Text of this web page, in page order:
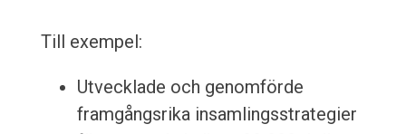
Till exempel:
Utvecklade och genomförde
framgångsrika insamlingsstrategier